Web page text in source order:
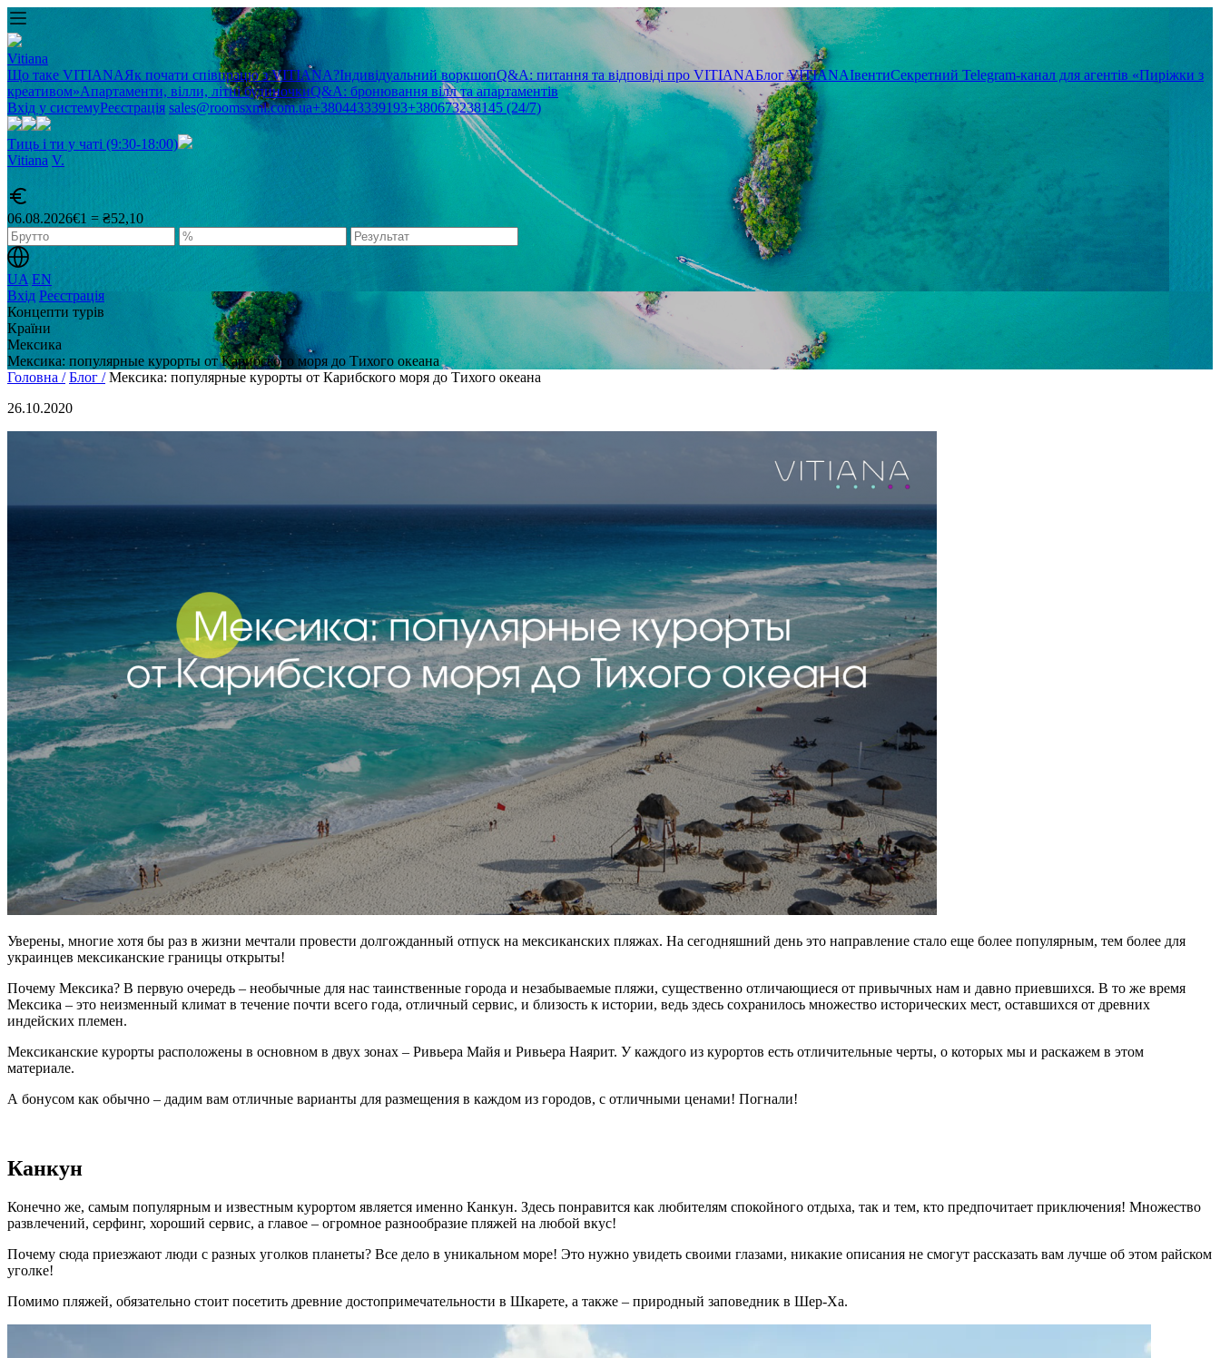
Vitiana
Що таке VITIANAЯк почати співпрацю з VITIANA?Індивідуальний воркшопQ&A: питання та відповіді про VITIANAБлог VITIANAІвентиСекретний Telegram-канал для агентів «Пиріжки з
креативом»Апартаменти, вілли, літні будиночкиQ&A: бронювання вілл та апартаментів
Вхід у системуРеєстрація sales@roomsxml.com.ua+380443339193+380673238145 (24/7)
Тиць і ти у чаті (9:30-18:00)
Vitiana V.
06.08.2026€1 = ₴52,10
UA EN
Вхід Реєстрація
Концепти турів
Країни
Мексика
Мексика: популярные курорты от Карибского моря до Тихого океана
Головна / Блог / Мексика: популярные курорты от Карибского моря до Тихого океана
26.10.2020
Уверены, многие хотя бы раз в жизни мечтали провести долгожданный отпуск на мексиканских пляжах. На сегодняшний день это направление стало еще более популярным, тем более для
украинцев мексиканские границы открыты!
Почему Мексика? В первую очередь – необычные для нас таинственные города и незабываемые пляжи, существенно отличающиеся от привычных нам и давно приевшихся. В то же время
Мексика – это неизменный климат в течение почти всего года, отличный сервис, и близость к истории, ведь здесь сохранилось множество исторических мест, оставшихся от древних
индейских племен.
Мексиканские курорты расположены в основном в двух зонах – Ривьера Майя и Ривьера Наярит. У каждого из курортов есть отличительные черты, о которых мы и раскажем в этом
материале.
А бонусом как обычно – дадим вам отличные варианты для размещения в каждом из городов, с отличными ценами! Погнали!
Канкун
Конечно же, самым популярным и известным курортом является именно Канкун. Здесь понравится как любителям спокойного отдыха, так и тем, кто предпочитает приключения! Множество
развлечений, серфинг, хороший сервис, а главое – огромное разнообразие пляжей на любой вкус!
Почему сюда приезжают люди с разных уголков планеты? Все дело в уникальном море! Это нужно увидеть своими глазами, никакие описания не смогут рассказать вам лучше об этом райском
уголке!
Помимо пляжей, обязательно стоит посетить древние достопримечательности в Шкарете, а также – природный заповедник в Шер-Ха.